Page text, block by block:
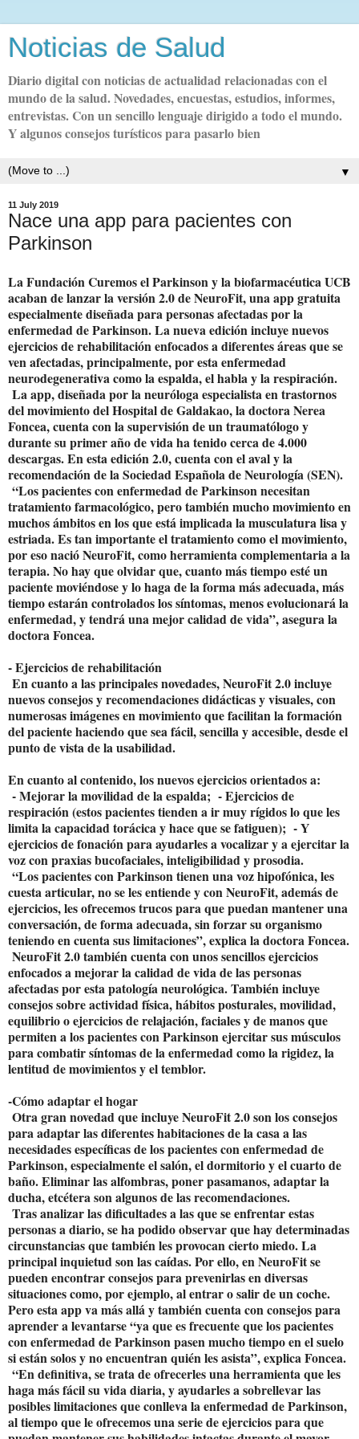
Noticias de Salud
Diario digital con noticias de actualidad relacionadas con el
mundo de la salud. Novedades, encuestas, estudios, informes,
entrevistas. Con un sencillo lenguaje dirigido a todo el mundo.
Y algunos consejos turísticos para pasarlo bien
▼
11 July 2019
Nace una app para pacientes con
Parkinson
La Fundación Curemos el Parkinson y la biofarmacéutica UCB
acaban de lanzar la versión 2.0 de NeuroFit, una app gratuita
especialmente diseñada para personas afectadas por la
enfermedad de Parkinson. La nueva edición incluye nuevos
ejercicios de rehabilitación enfocados a diferentes áreas que se
ven afectadas, principalmente, por esta enfermedad
neurodegenerativa como la espalda, el habla y la respiración.
La app, diseñada por la neuróloga especialista en trastornos
del movimiento del Hospital de Galdakao, la doctora Nerea
Foncea, cuenta con la supervisión de un traumatólogo y
durante su primer año de vida ha tenido cerca de 4.000
descargas. En esta edición 2.0, cuenta con el aval y la
recomendación de la Sociedad Española de Neurología (SEN).
“Los pacientes con enfermedad de Parkinson necesitan
tratamiento farmacológico, pero también mucho movimiento en
muchos ámbitos en los que está implicada la musculatura lisa y
estriada. Es tan importante el tratamiento como el movimiento,
por eso nació NeuroFit, como herramienta complementaria a la
terapia. No hay que olvidar que, cuanto más tiempo esté un
paciente moviéndose y lo haga de la forma más adecuada, más
tiempo estarán controlados los síntomas, menos evolucionará la
enfermedad, y tendrá una mejor calidad de vida”, asegura la
doctora Foncea.
- Ejercicios de rehabilitación
En cuanto a las principales novedades, NeuroFit 2.0 incluye
nuevos consejos y recomendaciones didácticas y visuales, con
numerosas imágenes en movimiento que facilitan la formación
del paciente haciendo que sea fácil, sencilla y accesible, desde el
punto de vista de la usabilidad.
En cuanto al contenido, los nuevos ejercicios orientados a:
- Mejorar la movilidad de la espalda; - Ejercicios de
respiración (estos pacientes tienden a ir muy rígidos lo que les
limita la capacidad torácica y hace que se fatiguen); - Y
ejercicios de fonación para ayudarles a vocalizar y a ejercitar la
voz con praxias bucofaciales, inteligibilidad y prosodia.
“Los pacientes con Parkinson tienen una voz hipofónica, les
cuesta articular, no se les entiende y con NeuroFit, además de
ejercicios, les ofrecemos trucos para que puedan mantener una
conversación, de forma adecuada, sin forzar su organismo
teniendo en cuenta sus limitaciones”, explica la doctora Foncea.
NeuroFit 2.0 también cuenta con unos sencillos ejercicios
enfocados a mejorar la calidad de vida de las personas
afectadas por esta patología neurológica. También incluye
consejos sobre actividad física, hábitos posturales, movilidad,
equilibrio o ejercicios de relajación, faciales y de manos que
permiten a los pacientes con Parkinson ejercitar sus músculos
para combatir síntomas de la enfermedad como la rigidez, la
lentitud de movimientos y el temblor.
-Cómo adaptar el hogar
Otra gran novedad que incluye NeuroFit 2.0 son los consejos
para adaptar las diferentes habitaciones de la casa a las
necesidades específicas de los pacientes con enfermedad de
Parkinson, especialmente el salón, el dormitorio y el cuarto de
baño. Eliminar las alfombras, poner pasamanos, adaptar la
ducha, etcétera son algunos de las recomendaciones.
Tras analizar las dificultades a las que se enfrentar estas
personas a diario, se ha podido observar que hay determinadas
circunstancias que también les provocan cierto miedo. La
principal inquietud son las caídas. Por ello, en NeuroFit se
pueden encontrar consejos para prevenirlas en diversas
situaciones como, por ejemplo, al entrar o salir de un coche.
Pero esta app va más allá y también cuenta con consejos para
aprender a levantarse “ya que es frecuente que los pacientes
con enfermedad de Parkinson pasen mucho tiempo en el suelo
si están solos y no encuentran quién les asista”, explica Foncea.
“En definitiva, se trata de ofrecerles una herramienta que les
haga más fácil su vida diaria, y ayudarles a sobrellevar las
posibles limitaciones que conlleva la enfermedad de Parkinson,
al tiempo que le ofrecemos una serie de ejercicios para que